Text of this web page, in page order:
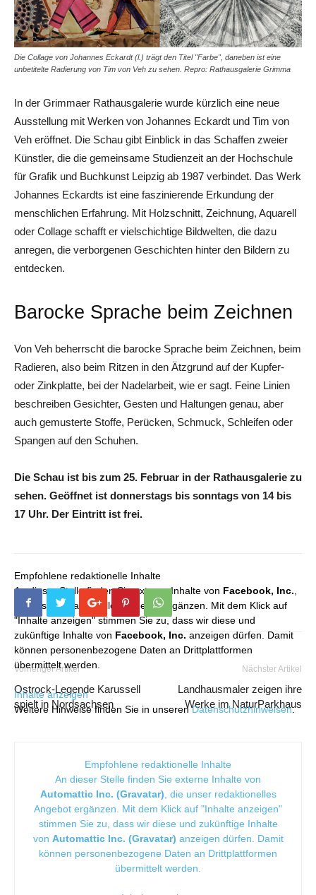
Die Collage von Johannes Eckardt (l.) trägt den Titel "Farbe", daneben ist eine
unbetitelte Radierung von Tim von Veh zu sehen. Repro: Rathausgalerie Grimma
In der Grimmaer Rathausgalerie wurde kürzlich eine neue
Ausstellung mit Werken von Johannes Eckardt und Tim von
Veh eröffnet. Die Schau gibt Einblick in das Schaffen zweier
Künstler, die die gemeinsame Studienzeit an der Hochschule
für Grafik und Buchkunst Leipzig ab 1987 verbindet. Das Werk
Johannes Eckardts ist eine faszinierende Erkundung der
menschlichen Erfahrung. Mit Holzschnitt, Zeichnung, Aquarell
oder Collage schafft er vielschichtige Bildwelten, die dazu
anregen, die verborgenen Geschichten hinter den Bildern zu
entdecken.
Barocke Sprache beim Zeichnen
Von Veh beherrscht die barocke Sprache beim Zeichnen, beim
Radieren, also beim Ritzen in den Ätzgrund auf der Kupfer-
oder Zinkplatte, bei der Nadelarbeit, wie er sagt. Feine Linien
beschreiben Gesichter, Gesten und Haltungen genau, aber
auch gemusterte Stoffe, Perücken, Schmuck, Schleifen oder
Spangen auf den Schuhen.
Die Schau ist bis zum 25. Februar in der Rathausgalerie zu
sehen. Geöffnet ist donnerstags bis sonntags von 14 bis
17 Uhr. Der Eintritt ist frei.
Empfohlene redaktionelle Inhalte
An dieser Stelle finden Sie externe Inhalte von Facebook, Inc.,
die unser redaktionelles Angebot ergänzen. Mit dem Klick auf
"Inhalte anzeigen" stimmen Sie zu, dass wir diese und
zukünftige Inhalte von Facebook, Inc. anzeigen dürfen. Damit
können personenbezogene Daten an Drittplattformen
übermittelt werden.
Inhalte anzeigen
Weitere Hinweise finden Sie in unserenDatenschutzhinweisen.
Vorheriger Artikel
Ostrock-Legende Karussell
spielt in Nordsachsen
Nächster Artikel
Landhausmaler zeigen ihre
Werke im NaturParkhaus
Empfohlene redaktionelle Inhalte
An dieser Stelle finden Sie externe Inhalte von
Automattic Inc. (Gravatar), die unser redaktionelles
Angebot ergänzen. Mit dem Klick auf "Inhalte anzeigen"
stimmen Sie zu, dass wir diese und zukünftige Inhalte
von Automattic Inc. (Gravatar) anzeigen dürfen. Damit
können personenbezogene Daten an Drittplattformen
übermittelt werden.